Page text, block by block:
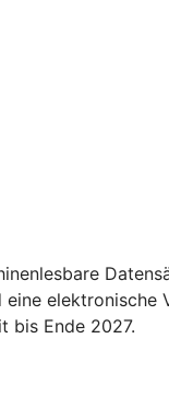
bis Ende 2027.